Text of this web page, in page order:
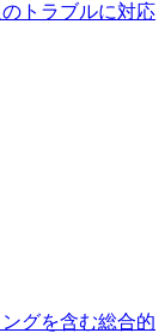
トラブルに対応
グを含む総合的